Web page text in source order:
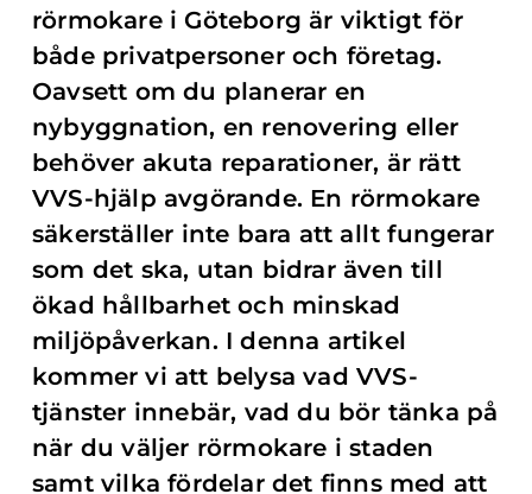
rörmokare i Göteborg är viktigt för
både privatpersoner och företag.
Oavsett om du planerar en
nybyggnation, en renovering eller
behöver akuta reparationer, är rätt
VVS-hjälp avgörande. En rörmokare
säkerställer inte bara att allt fungerar
som det ska, utan bidrar även till
ökad hållbarhet och minskad
miljöpåverkan. I denna artikel
kommer vi att belysa vad VVS-
tjänster innebär, vad du bör tänka på
när du väljer rörmokare i staden
samt vilka fördelar det finns med att